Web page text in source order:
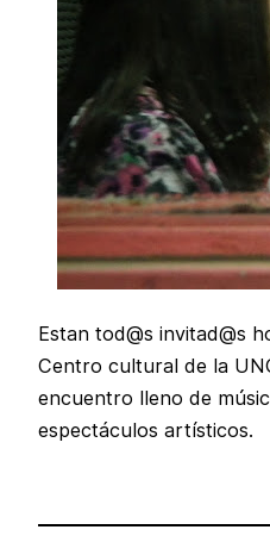
Estan tod@s invitad@s
Centro cultural de la
encuentro lleno de
espectáculos artísticos.